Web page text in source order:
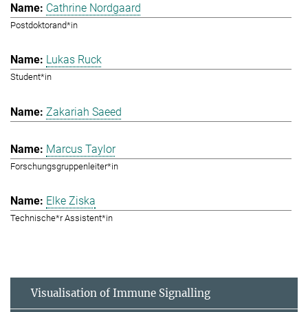
Cathrine Nordgaard
Postdoktorand*in
Lukas Ruck
Student*in
Zakariah Saeed
Marcus Taylor
Forschungsgruppenleiter*in
Elke Ziska
Technische*r Assistent*in
Visualisation of Immune Signalling